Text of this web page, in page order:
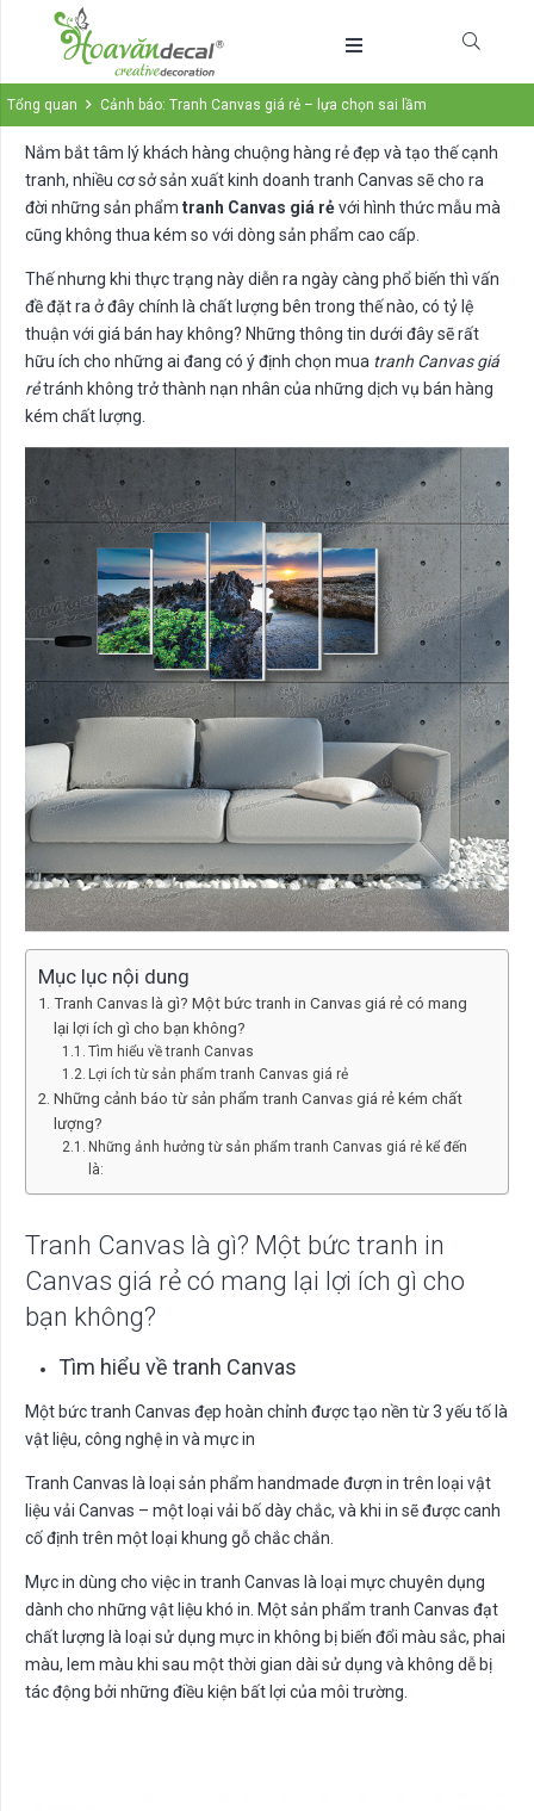
Tổng quan Cảnh báo: Tranh Canvas giá rẻ – lựa chọn sai lầm
Nắm bắt tâm lý khách hàng chuộng hàng rẻ đẹp và tạo thế cạnh
tranh, nhiều cơ sở sản xuất kinh doanh tranh Canvas sẽ cho ra
đời những sản phẩm tranh Canvas giá rẻvới hình thức mẫu mà
cũng không thua kém so với dòng sản phẩm cao cấp.
Thế nhưng khi thực trạng này diễn ra ngày càng phổ biến thì vấn
đề đặt ra ở đây chính là chất lượng bên trong thế nào, có tỷ lệ
thuận với giá bán hay không? Những thông tin dưới đây sẽ rất
hữu ích cho những ai đang có ý định chọn mua tranh Canvas giá
rẻtránh không trở thành nạn nhân của những dịch vụ bán hàng
kém chất lượng.
Mục lục nội dung
Tranh Canvas là gì? Một bức tranh in Canvas giá rẻ có mang
lại lợi ích gì cho bạn không?
Tìm hiểu về tranh Canvas
Lợi ích từ sản phẩm tranh Canvas giá rẻ
Những cảnh báo từ sản phẩm tranh Canvas giá rẻ kém chất
lượng?
Những ảnh hưởng từ sản phẩm tranh Canvas giá rẻ kể đến
là:
Tranh Canvas là gì? Một bức tranh in
Canvas giá rẻ có mang lại lợi ích gì cho
bạn không?
Tìm hiểu về tranh Canvas
Một bức tranh Canvas đẹp hoàn chỉnh được tạo nền từ 3 yếu tố là
vật liệu, công nghệ in và mực in
Tranh Canvas là loại sản phẩm handmade đượn in trên loại vật
liệu vải Canvas – một loại vải bố dày chắc, và khi in sẽ được canh
cố định trên một loại khung gỗ chắc chắn.
Mực in dùng cho việc in tranh Canvas là loại mực chuyên dụng
dành cho những vật liệu khó in. Một sản phẩm tranh Canvas đạt
chất lượng là loại sử dụng mực in không bị biến đổi màu sắc, phai
màu, lem màu khi sau một thời gian dài sử dụng và không dễ bị
tác động bởi những điều kiện bất lợi của môi trường.